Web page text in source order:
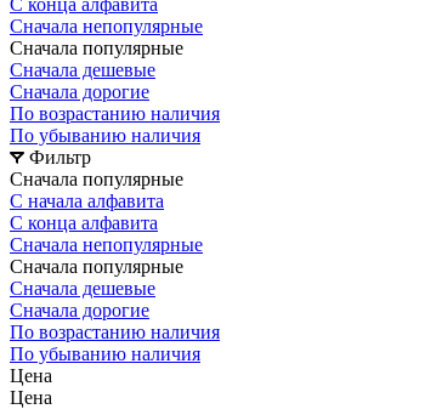
Сначала непопулярные
Сначала популярные
Сначала дешевые
Сначала дорогие
По возрастанию наличия
По убыванию наличия
Фильтр
Сначала популярные
С начала алфавита
С конца алфавита
Сначала непопулярные
Сначала популярные
Сначала дешевые
Сначала дорогие
По возрастанию наличия
По убыванию наличия
Цена
Цена